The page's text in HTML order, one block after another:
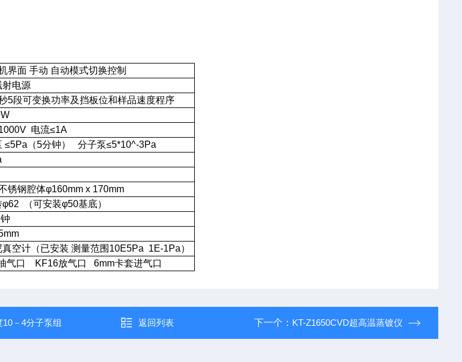
界面 手动 自动模式切换控制
射电源
5段可变换功率及挡板位和样品速度程序
电流≤1A
≤5Pa（5分钟） 分子泵≤5*10^-3Pa
锈钢腔体φ160mm x 170mm
φ62 （可安装φ50基底）
真空计（已安装 测量范围10E5Pa 1E-1Pa）
气口 KF16放气口 6mm卡套进气口
－4分子泵组 返回列表 下一个： KT-Z1650CVD超高温蒸镀仪